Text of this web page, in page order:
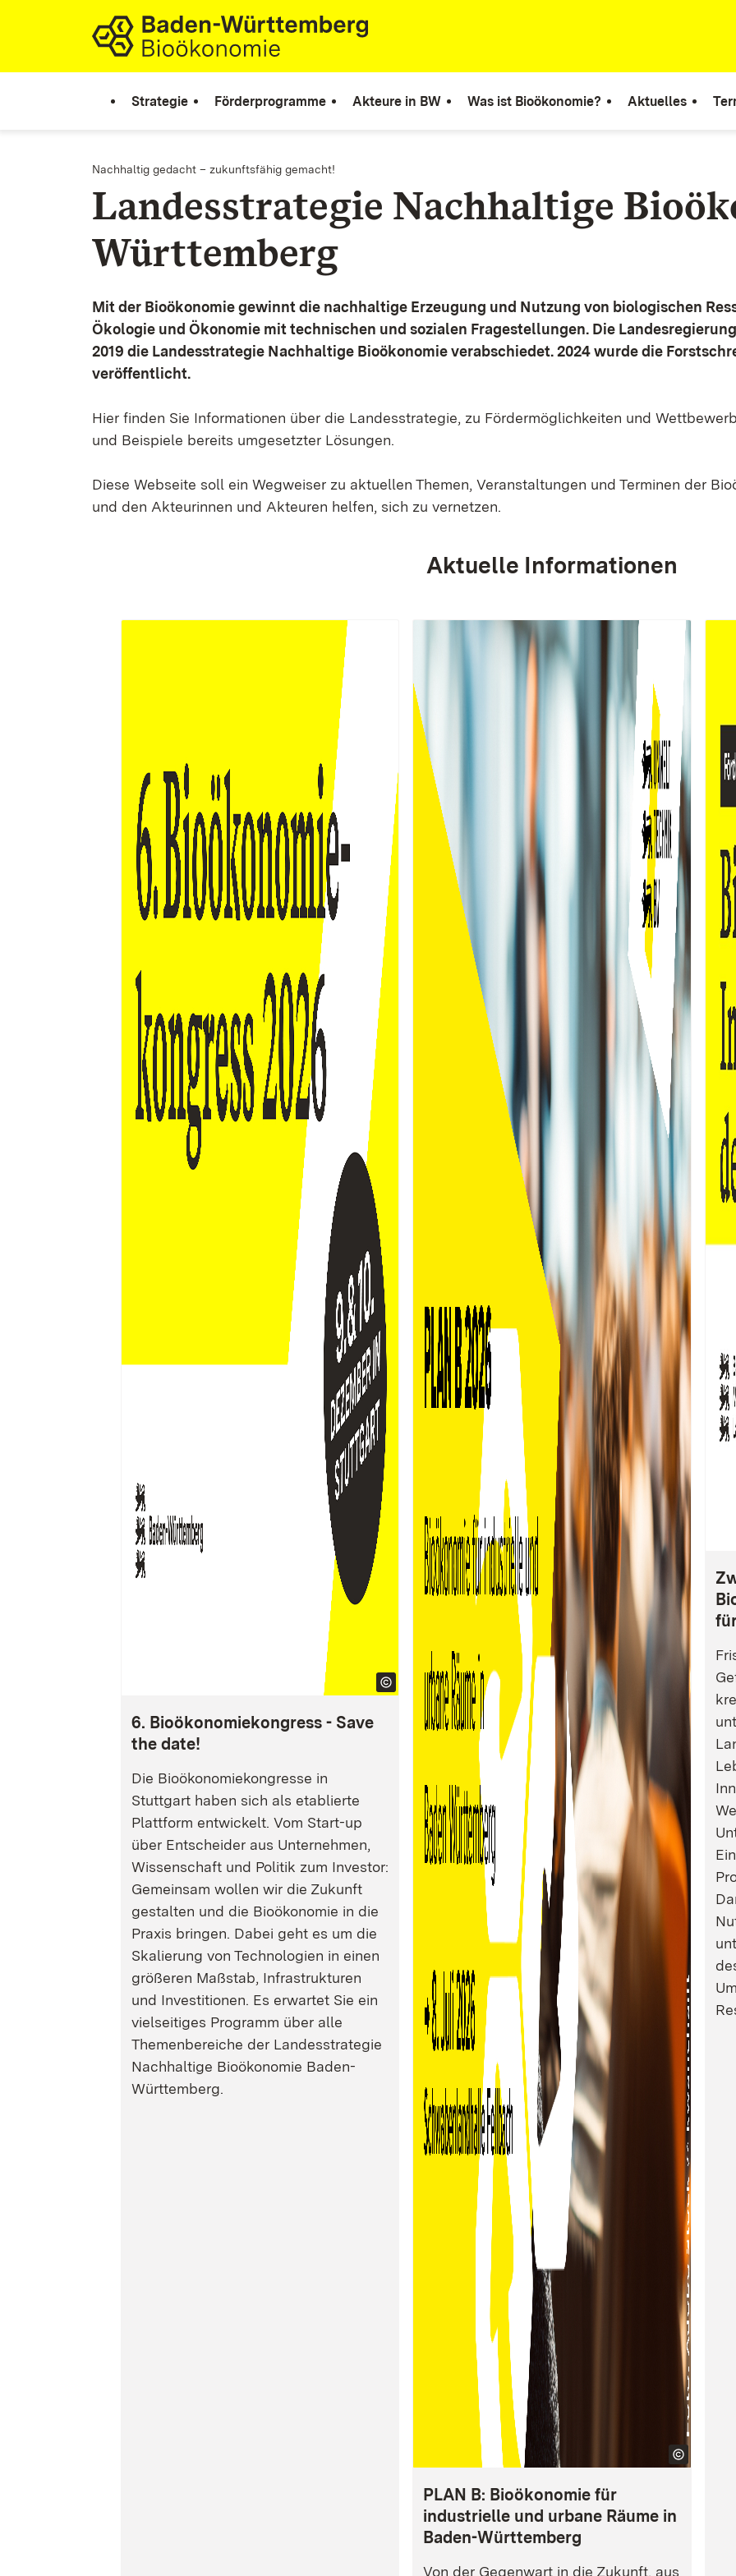
Zum Inhalt springen
Link zur Startseite
Strategie Förderprogramme Akteure in BW Was ist Bioökonomie? Aktuelles
Nachhaltig gedacht – zukunftsfähig gemacht!
Landesstrategie Nachhaltige
Württemberg
Mit der Bioökonomie gewinnt die nachhaltige Erzeugung und Nutzung von biologischen
Ökologie und Ökonomie mit technischen und sozialen Fragestellungen. Die
2019 die Landesstrategie Nachhaltige Bioökonomie verabschiedet. 2024 wurde die
veröffentlicht.
Hier finden Sie Informationen über die Landesstrategie, zu Fördermöglichkeiten und
und Beispiele bereits umgesetzter Lösungen.
Diese Webseite soll ein Wegweiser zu aktuellen Themen, Veranstaltungen und Terminen der
und den Akteurinnen und Akteuren helfen, sich zu vernetzen.
Aktuelle Informationen
6. Bioökonomiekongress - Save
the date!
Die Bioökonomiekongresse in
Stuttgart haben sich als etablierte
Plattform entwickelt. Vom Start-up
über Entscheider aus Unternehmen,
Wissenschaft und Politik zum Investor:
Gemeinsam wollen wir die Zukunft
gestalten und die Bioökonomie in die
Praxis bringen. Dabei geht es um die
Skalierung von Technologien in einen
größeren Maßstab, Infrastrukturen
und Investitionen. Es erwartet Sie ein
vielseitiges Programm über alle
Themenbereiche der Landesstrategie
Nachhaltige Bioökonomie Baden-
Württemberg.
PLAN B: Bioökonomie für
industrielle und urbane Räume in
Baden-Württemberg
Von der Gegenwart in die Zukunft, aus